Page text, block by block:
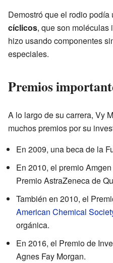
Demostró que el rodio podía
cíclicos, que son moléculas
hizo usando componentes
especiales.
Premios
A lo largo de su carrera, Vy
muchos premios por su
En 2009, una beca de la
En 2010, el premio
Premio AstraZeneca de
También en 2010, el
American Chemical
orgánica.
En 2016, el Premio de
Agnes Fay Morgan.